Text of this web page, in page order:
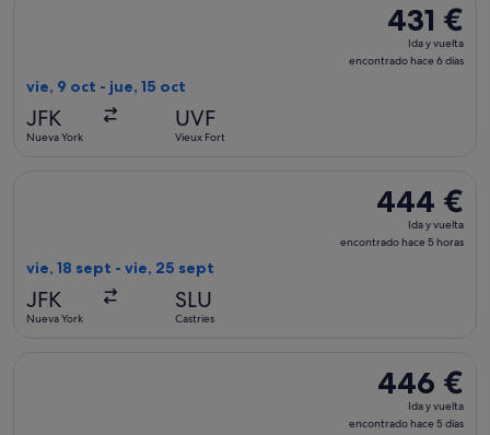
431 €
Ida
y
431 €
Ida y vuelta
encontrado hace 6 días
vie, 9 oct - jue, 15 oct
JFK
Nueva York
UVF
Vieux Fort
444 €
Ida
y
444 €
Ida y vuelta
encontrado hace 5 horas
vie, 18 sept - vie, 25 sept
JFK
Nueva York
SLU
Castries
446 €
Ida
y
446 €
Ida y vuelta
encontrado hace 5 días